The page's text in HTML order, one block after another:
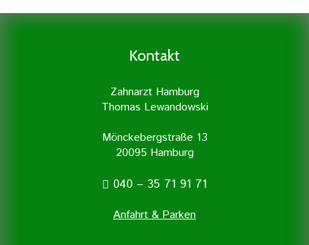
unterscheiden.
befreien. Dies geschieht mit größter
Zahnarztpraxis mit Unterstützung
Grundstock für eine gute
besonders viel Wert auf Prophylaxe und
professionelle Zahnreinigung.
Kontakt
Zahnarzt Hamburg
Thomas Lewandowski
Mönckebergstraße 13
20095 Hamburg
040 – 35 71 91 71
Anfahrt & Parken